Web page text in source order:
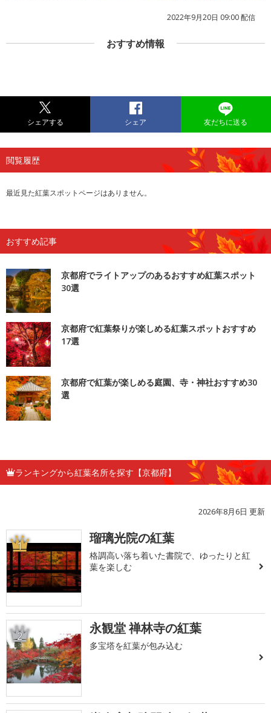
2022年9月20日 09:00 配信
おすすめ情報
シェアする シェア 友だちに送る
閲覧履歴
最近見た紅葉スポットページはありません。
おすすめ記事
京都府でライトアップのあるおすすめ紅葉スポット
30選
京都府で紅葉祭りが楽しめる紅葉スポットおすすめ
17選
京都府で紅葉が楽しめる庭園、寺・神社おすすめ30
選
ランキングから紅葉名所を探す【京都府】
2026年8月6日 更新
1 瑠璃光院の紅葉
格調高い落ち着いた書院で、ゆったりと紅
葉を楽しむ
2 永観堂 禅林寺の紅葉
多宝塔を紅葉が包み込む